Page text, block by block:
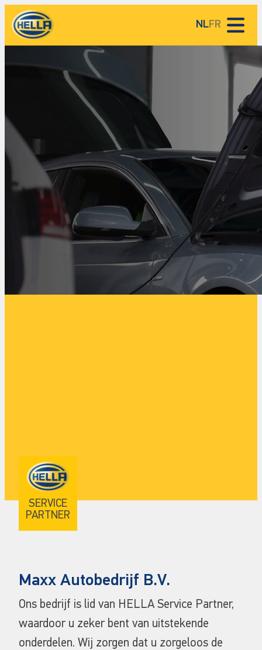
HELLA Service Partners
HELLA kennisbank
Over HELLA
NLFR
SERVICE
PARTNER
Maxx Autobedrijf B.V.
Ons bedrijf is lid van HELLA Service Partner,
waardoor u zeker bent van uitstekende
onderdelen. Wij zorgen dat u zorgeloos de